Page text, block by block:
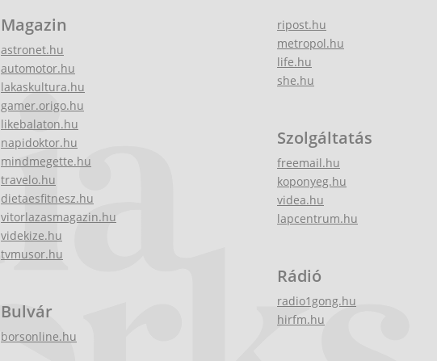
Magazin
astronet.hu
automotor.hu
lakaskultura.hu
gamer.origo.hu
likebalaton.hu
napidoktor.hu
mindmegette.hu
travelo.hu
dietaesfitnesz.hu
vitorlazasmagazin.hu
videkize.hu
tvmusor.hu
Bulvár
borsonline.hu
ripost.hu
metropol.hu
life.hu
she.hu
Szolgáltatás
freemail.hu
koponyeg.hu
videa.hu
lapcentrum.hu
Rádió
radio1gong.hu
hirfm.hu